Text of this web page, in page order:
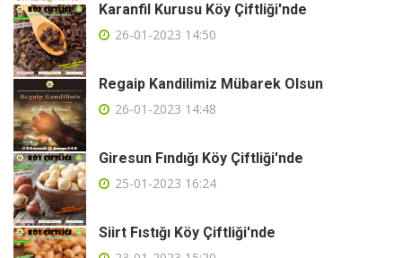
Karanfil Kurusu Köy Çiftliği'nde
26-01-2023 14:50
Regaip Kandilimiz Mübarek Olsun
26-01-2023 14:48
Giresun Fındığı Köy Çiftliği'nde
25-01-2023 16:24
Siirt Fıstığı Köy Çiftliği'nde